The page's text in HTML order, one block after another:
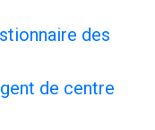
des
de centre